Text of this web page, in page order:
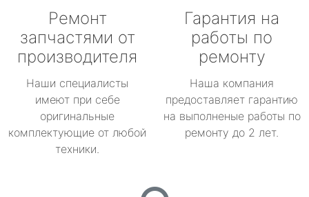
Ремонт
запчастями от
производителя
Наши специалисты
имеют при себе
оригинальные
комплектующие от любой
техники.
Гарантия на
работы по
ремонту
Наша компания
предоставляет гарантию
на выполненые работы по
ремонту до 2 лет.